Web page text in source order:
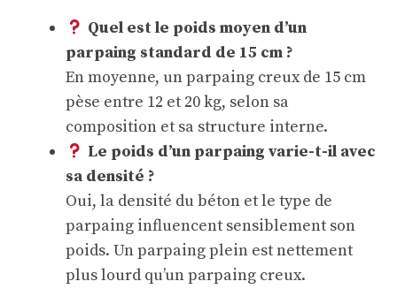
Quel est le poids moyen d’un
parpaing standard de 15 cm ?
En moyenne, un parpaing creux de 15 cm
pèse entre 12 et 20 kg, selon sa
composition et sa structure interne.
Le poids d’un parpaing varie-t-il avec
sa densité ?
Oui, la densité du béton et le type de
parpaing influencent sensiblement son
poids. Un parpaing plein est nettement
plus lourd qu’un parpaing creux.